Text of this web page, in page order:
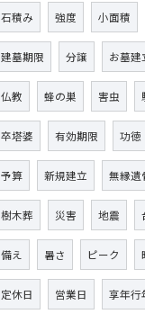
石積み 強度 小面積
建墓期限 分譲 お墓建
仏教 蜂の巣 害虫
卒塔婆 有効期限 功徳
予算 新規建立 無縁遺
樹木葬 災害 地震
備え 暑さ ピーク
定休日 営業日 享年行